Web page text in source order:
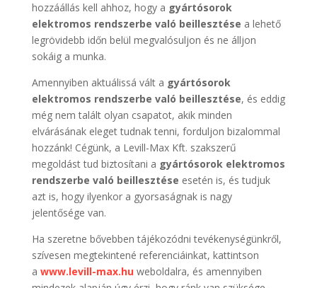
hozzáállás kell ahhoz, hogy a gyártósorok
elektromos rendszerbe való beillesztése a lehető
legrövidebb időn belül megvalósuljon és ne álljon
sokáig a munka.
Amennyiben aktuálissá vált a gyártósorok
elektromos rendszerbe való beillesztése, és eddig
még nem talált olyan csapatot, akik minden
elvárásának eleget tudnak tenni, forduljon bizalommal
hozzánk! Cégünk, a Levill-Max Kft. szakszerű
megoldást tud biztosítani a gyártósorok elektromos
rendszerbe való beillesztése esetén is, és tudjuk
azt is, hogy ilyenkor a gyorsaságnak is nagy
jelentősége van.
Ha szeretne bővebben tájékozódni tevékenységünkről,
szívesen megtekintené referenciáinkat, kattintson
a www.levill-max.huweboldalra, és amennyiben